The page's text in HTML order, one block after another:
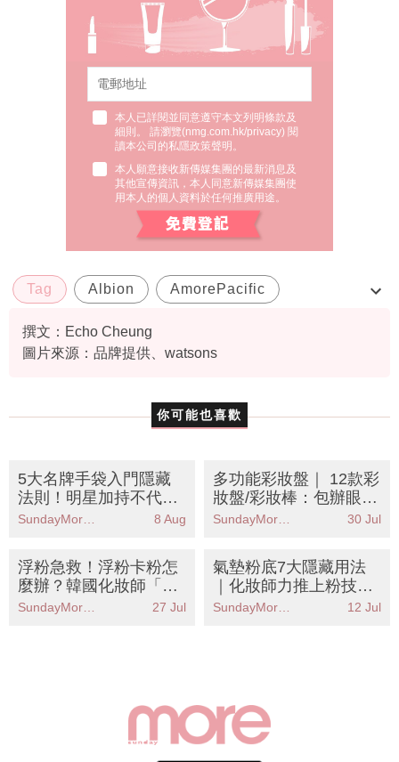
本人已詳閱並同意遵守本文列明條款及
細則。 請瀏覽(
讀本公司的私隱政策聲明。
本人願意接收新傳媒集團的最新消息及
其他宣傳資訊，本人同意新傳媒集團使
用本人的個人資料於任何推廣用途。
anna sui armani
撰文：Echo Cheung
值得？輕鬆選出長青經
典保值款
SundayMore編輯部 8 Aug
影/胭脂/唇彩！旅行化
妝必備
SundayMore編輯部 30 Jul
浮粉急救！浮粉卡粉怎
妝急救4步」還原無瑕
底妝
SundayMore編輯部 27 Jul
氣墊粉底7大隱藏用法
造就透薄細緻原生肌！
SundayMore編輯部 12 Jul